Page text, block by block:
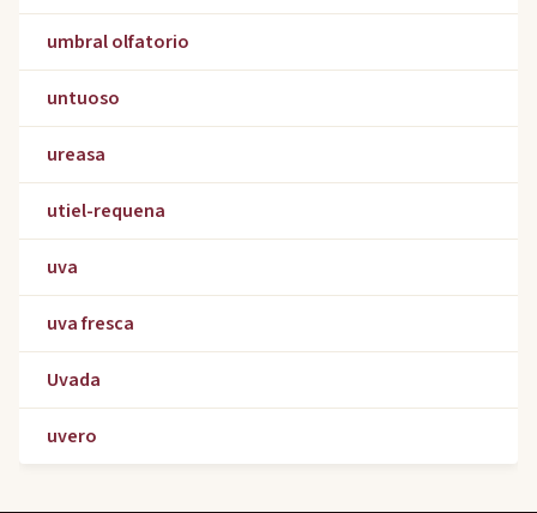
umbral olfatorio
untuoso
ureasa
utiel-requena
uva
uva fresca
Uvada
uvero